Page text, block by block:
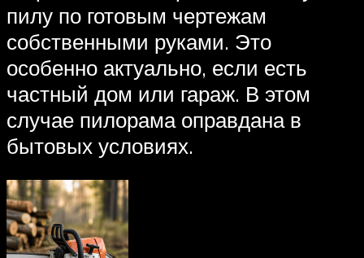
пилу по готовым чертежам
собственными руками. Это
особенно актуально, если есть
частный дом или гараж. В этом
случае пилорама оправдана в
бытовых условиях.